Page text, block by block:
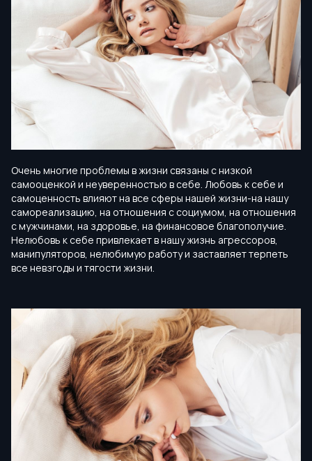
Очень многие проблемы в жизни связаны с низкой
самооценкой и неуверенностью в себе. Любовь к себе и
самоценность влияют на все сферы нашей жизни-на нашу
самореализацию, на отношения с социумом, на отношения
с мужчинами, на здоровье, на финансовое благополучие.
Нелюбовь к себе привлекает в нашу жизнь агрессоров,
манипуляторов, нелюбимую работу и заставляет терпеть
все невзгоды и тягости жизни.